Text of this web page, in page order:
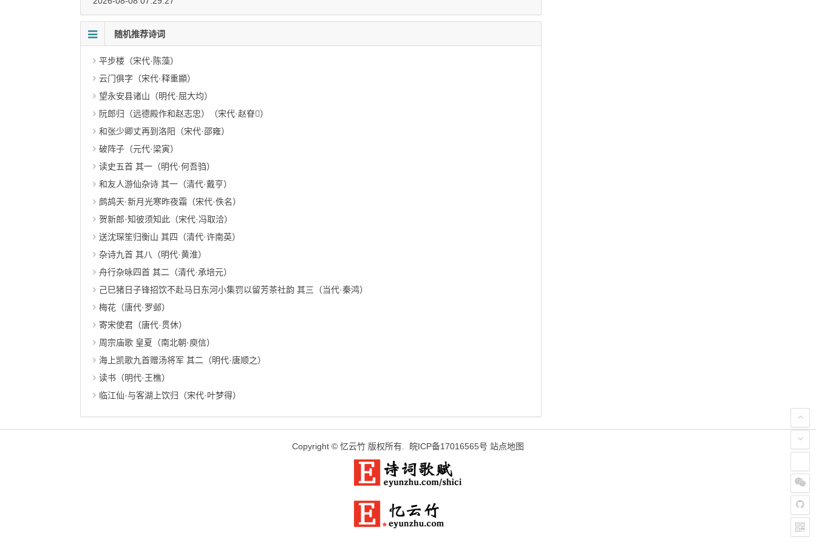
随机推荐诗词
平步楼（宋代·陈藻）
云门俱字（宋代·释重顯）
望永安县诸山（明代·屈大均）
阮郎归（远德殿作和赵志忠）（宋代·赵眘）
和张少卿丈再到洛阳（宋代·邵雍）
破阵子（元代·梁寅）
读史五首 其一（明代·何吾驺）
和友人游仙杂诗 其一（清代·戴亨）
鹧鸪天·新月光寒昨夜霜（宋代·佚名）
贺新郎·知彼须知此（宋代·冯取洽）
送沈琛笙归衡山 其四（清代·许南英）
杂诗九首 其八（明代·黄淮）
舟行杂咏四首 其二（清代·承培元）
己巳猪日子锋招饮不赴马日东河小集罚以留芳茶社韵 其三（当代·秦鸿）
梅花（唐代·罗邺）
寄宋使君（唐代·贯休）
周宗庙歌 皇夏（南北朝·庾信）
海上凯歌九首赠汤将军 其二（明代·唐顺之）
读书（明代·王樵）
临江仙·与客湖上饮归（宋代·叶梦得）
Copyright © 忆云竹 版权所有. 皖ICP备17016565号 站点地图